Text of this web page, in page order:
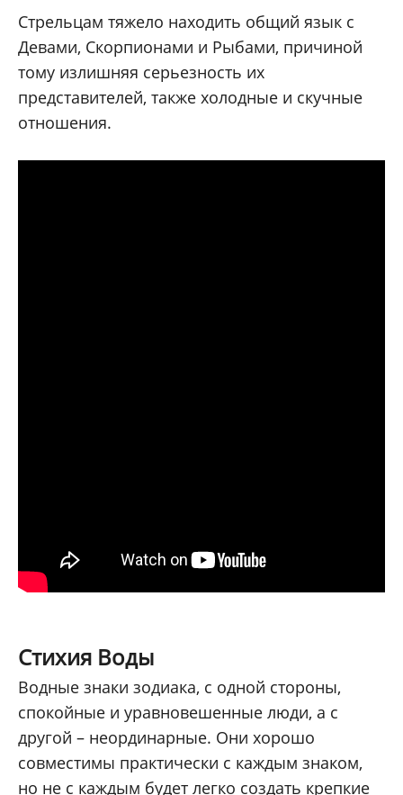
Стрельцам тяжело находить общий язык с
Девами, Скорпионами и Рыбами, причиной
тому излишняя серьезность их
представителей, также холодные и скучные
отношения.
Стихия Воды
Водные знаки зодиака, с одной стороны,
спокойные и уравновешенные люди, а с
другой – неординарные. Они хорошо
совместимы практически с каждым знаком,
но не с каждым будет легко создать крепкие